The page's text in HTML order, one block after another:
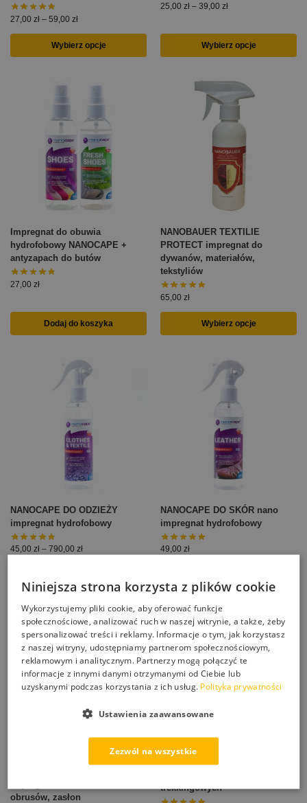
27,00 zł – 59,00 zł
Wybierz opcje
25,00 zł – 39,00 zł
Wybierz opcje
Impregnat do obuwia
hydrofobowy NANOCAPE +
antyzapach do butów
27,00 zł
Dodaj do koszyka
NANOBAUER TEXTILIE
PROTECT impregnat do
dywanów, materiałów,
tekstyliów
65,00 zł
Wybierz opcje
NANOCAPE DO ODZIEŻY
impregnat hydrofobowy
45,00 zł – 790,00 zł
NANOCAPE DO SKÓR nano
impregnat hydrofobowy
49,00 zł
obrusów, zasłon
XNANO PRO impregnat do
trekkingowych
Niniejsza strona korzysta z plików cookie
Wykorzystujemy pliki cookie, aby oferować funkcje
społecznościowe, analizować ruch w naszej witrynie, a także, żeby
spersonalizować treści i reklamy. Informacje o tym, jak korzystasz
z naszej witryny, udostępniamy partnerom społecznościowym,
reklamowym i analitycznym. Partnerzy mogą połączyć te
informacje z innymi danymi otrzymanymi od Ciebie lub
uzyskanymi podczas korzystania z ich usług. Polityka prywatności
Zezwól na wszystkie
Ustawienia zaawansowane